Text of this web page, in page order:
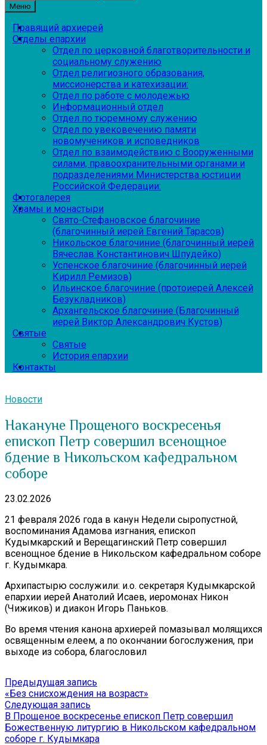
Меню
Правящий архиерей
Отделы епархии
Отдел по церковной благотворительности и
социальному служению
Отдел религиозного образования,
миссионерства и катехизации:
Отдел по работе с молодежью
Информационный отдел
Отдел по тюремному служению
Отдел по увековечению памяти
новомучеников и исповедников
Отдел по взаимодействию с Вооруженными
силами, правоохранительными органами и
подразделениями Министерства юстиции
Российской Федерации:
Фотогалерея
Храмы и монастыри
Свято-Стефановское благочиние
(благочинный иерей Евгений Тарасов)
Никольское благочиние (благочинный иерей
Вячеслав Константинович Шпудейко)
Успенское благочиние (благочинный иерей
Кирилл Ремизов)
Ильинское благочиние (протоиерей Алексей
Безукладников)
Архангельское благочиние (Благочинный
иерей Виктор Александрович Кустов)
Святые
Святые
История епархии
Контакты
Новости
Накануне Прощеного воскресенья
епископ Петр совершил всенощное
бдение в Никольском кафедральном
соборе
23.02.2026
21 февраля 2026 года в канун Недели сыропустной,
воспоминания Адамова изгнания, епископ
Кудымкарский и Верещагинский Петр совершил
всенощное бдение в Никольском кафедральном соборе
г. Кудымкара.
Архипастырю сослужили: и.о. секретаря Кудымкарской
епархии иерей Анатолий Исаев, иеромонах Никон
(Чижиков) и диакон Игорь Паньков.
Во время чтения канона архиерей помазывал молящихся
освященным елеем, а по окончании богослужения, при
выходе из собора, благословил
Навигация
по
записям
Предыдущая запись
запись:
«Без снисхождения на возраст»
Следующая запись
запись:
В Прощеное воскресенье епископ Петр совершил
Божественную литургию в Никольском кафедральном
соборе г. Кудымкара